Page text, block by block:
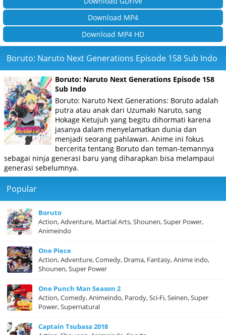
Download MP4
Download MP4 HD
Boruto: Naruto Next Generations Episode 158 Sub Indo
Boruto: Naruto Next Generations Episode 158
Sub Indo
Boruto: Naruto Next Generations: Boruto adalah
putra atau anak dari Uzumaki Naruto, sang
Hokage Ketujuh yang begitu dihormati karena
jasanya dalam menyelamatkan dunia dan
menjadi seorang pahlawan. Anime ini fokus
bercerita tentang Boruto dan teman-temannya
sebagai ninja generasi baru yang diharapkan bisa melampaui
generasi sebelumnya.
Popular
Boruto
Action, Adventure, Martial Arts, Shounen, Super Power,
Animeindo
One Piece
Action, Adventure, Comedy, Drama, Fantasy, Anime indo,
Shounen, Super Power
One Punch Man Season 2
Action, Comedy, Animeindo, Parody, Sci-Fi, Seinen, Super
Power, Supernatural
Captain Tsubasa 2018